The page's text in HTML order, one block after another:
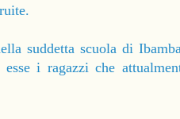
suddetta scuola di
i ragazzi che